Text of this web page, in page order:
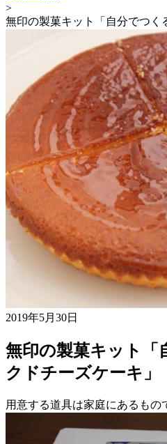
>
無印の製菓キット「自分でつく
2019年5月30日
無印の製菓キット「
クドチーズケーキ」
用意する道具は家庭にあるもの